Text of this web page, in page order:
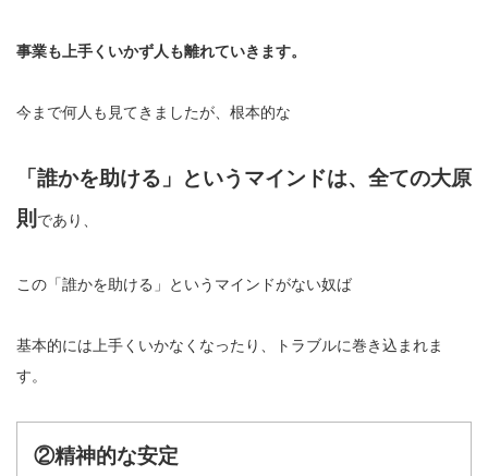
事業も上手くいかず人も離れていきます。
今まで何人も見てきましたが、根本的な
「誰かを助ける」というマインドは、全ての大原
則 であり、
この「誰かを助ける」というマインドがない奴ば
基本的には上手くいかなくなったり、トラブルに巻き込まれま
す。
②精神的な安定